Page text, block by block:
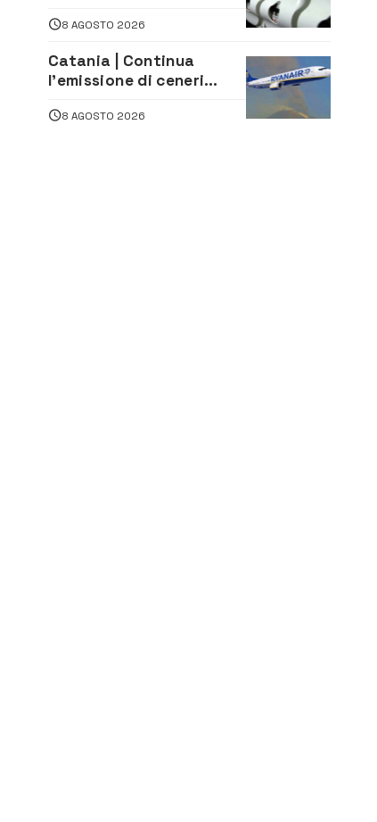
persone
8 AGOSTO 2026
Catania | Continua
l’emissione di ceneri
attività all’aeroporto di
8 AGOSTO 2026